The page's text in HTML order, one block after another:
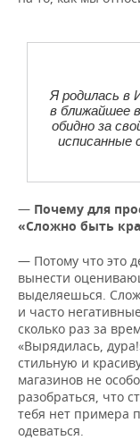
Я родилась в
в ближайшее
обидно за
исписанные
— Почему для
«Сложно быть
— Потому что это
вынести
выделяешься.
и часто
сколько раз за
«Вырядилась,
стильную и
магазинов не
разобраться, что
тебя нет примера
одеваться.